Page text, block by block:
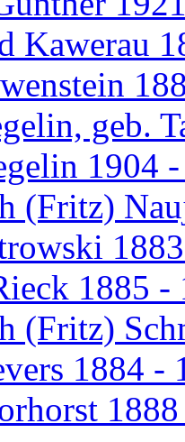
Kawerau
geb.
1904
(Fritz)
1885 -
(Fritz)
1884 -